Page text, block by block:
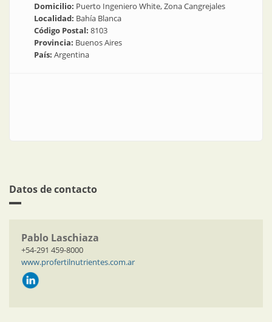
Domicilio: Puerto Ingeniero White, Zona Cangrejales
Localidad: Bahía Blanca
Código Postal: 8103
Provincia: Buenos Aires
País: Argentina
Datos de contacto
Pablo Laschiaza
+54-291 459-8000
www.profertilnutrientes.com.ar